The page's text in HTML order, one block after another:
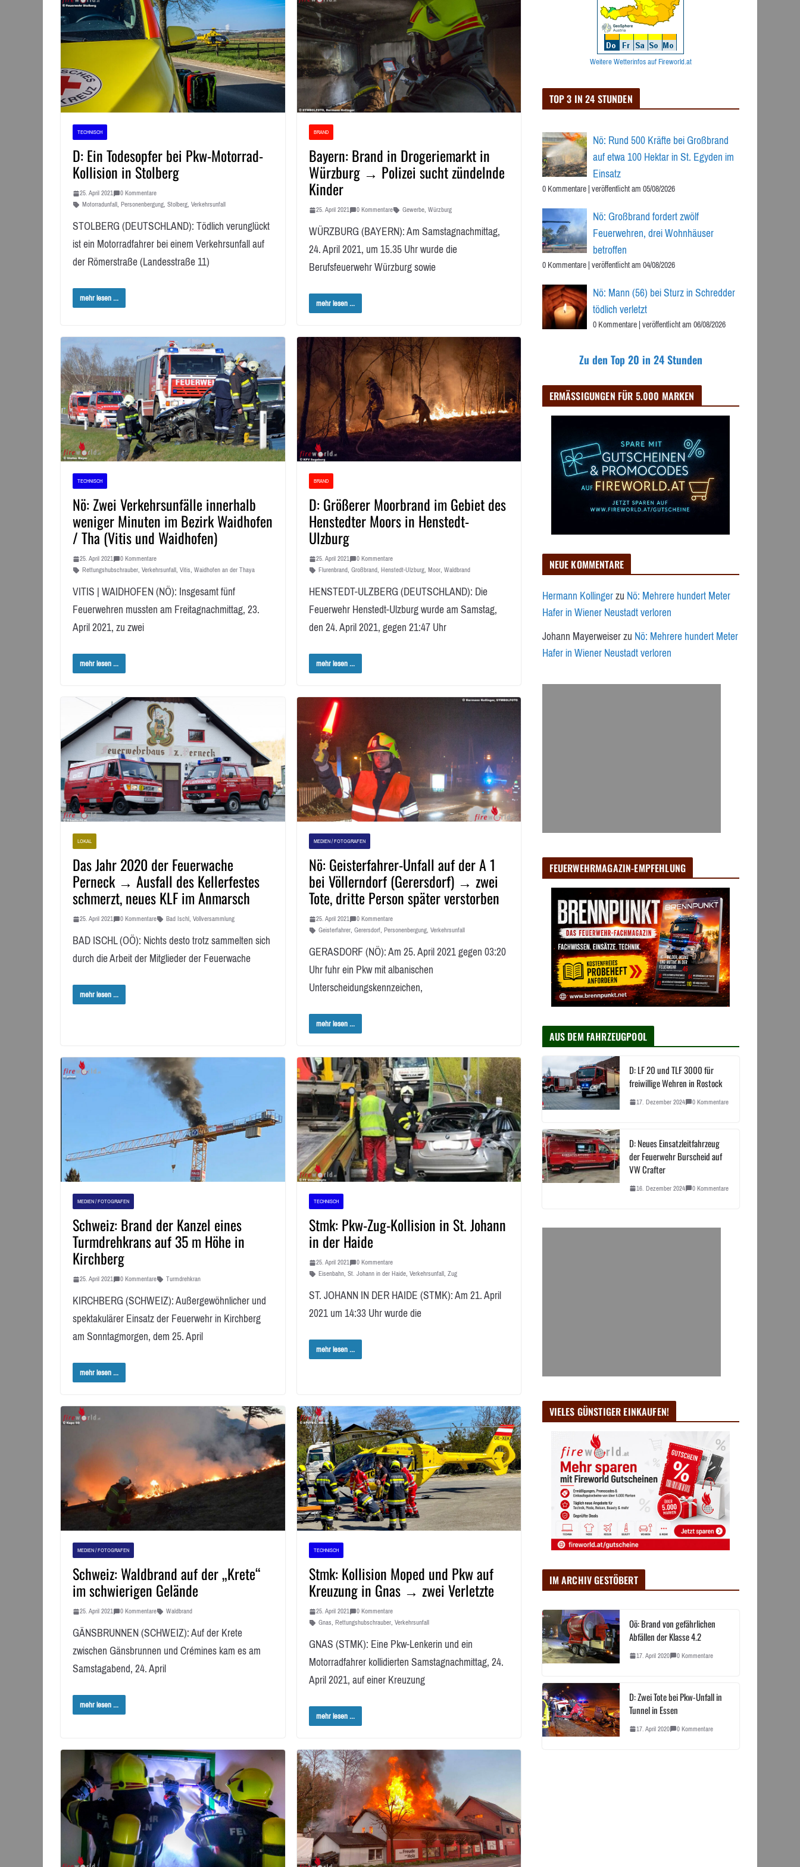
TECHNISCH
D: Ein Todesopfer bei Pkw-Motorrad-
Kollision in Stolberg
25. April 2021 0 Kommentare
Motorradunfall, Personenbergung, Stolberg, Verkehrsunfall
STOLBERG (DEUTSCHLAND): Tödlich verunglückt
ist ein Motorradfahrer bei einem Verkehrsunfall auf
der Römerstraße (Landesstraße 11)
mehr lesen ...
BRAND
Bayern: Brand in Drogeriemarkt in
Würzburg → Polizei sucht zündelnde
Kinder
25. April 2021 0 Kommentare Gewerbe, Würzburg
WÜRZBURG (BAYERN): Am Samstagnachmittag,
24. April 2021, um 15.35 Uhr wurde die
Berufsfeuerwehr Würzburg sowie
mehr lesen ...
TECHNISCH
Nö: Zwei Verkehrsunfälle innerhalb
weniger Minuten im Bezirk Waidhofen
/ Tha (Vitis und Waidhofen)
25. April 2021 0 Kommentare
Rettungshubschrauber, Verkehrsunfall, Vitis, Waidhofen an der Thaya
VITIS | WAIDHOFEN (NÖ): Insgesamt fünf
Feuerwehren mussten am Freitagnachmittag, 23.
April 2021, zu zwei
mehr lesen ...
BRAND
D: Größerer Moorbrand im Gebiet des
Henstedter Moors in Henstedt-
Ulzburg
25. April 2021
0 Kommentare
Flurenbrand, Großbrand, Henstedt-Ulzburg, Moor, Waldbrand
HENSTEDT-ULZBERG (DEUTSCHLAND): Die
Feuerwehr Henstedt-Ulzburg wurde am Samstag,
den 24. April 2021, gegen 21:47 Uhr
mehr lesen ...
LOKAL
Das Jahr 2020 der Feuerwache
Perneck → Ausfall des Kellerfestes
schmerzt, neues KLF im Anmarsch
25. April 2021 0 Kommentare Bad Ischl, Vollversammlung
BAD ISCHL (OÖ): Nichts desto trotz sammelten sich
durch die Arbeit der Mitglieder der Feuerwache
mehr lesen ...
MEDIEN / FOTOGRAFEN
Nö: Geisterfahrer-Unfall auf der A 1
bei Völlerndorf (Gerersdorf) → zwei
Tote, dritte Person später verstorben
25. April 2021
0 Kommentare
Geisterfahrer, Gerersdorf, Personenbergung, Verkehrsunfall
GERASDORF (NÖ): Am 25. April 2021 gegen 03:20
Uhr fuhr ein Pkw mit albanischen
Unterscheidungskennzeichen,
mehr lesen ...
MEDIEN / FOTOGRAFEN
Schweiz: Brand der Kanzel eines
Turmdrehkrans auf 35 m Höhe in
Kirchberg
25. April 2021 0 Kommentare Turmdrehkran
KIRCHBERG (SCHWEIZ): Außergewöhnlicher und
spektakulärer Einsatz der Feuerwehr in Kirchberg
am Sonntagmorgen, dem 25. April
mehr lesen ...
TECHNISCH
Stmk: Pkw-Zug-Kollision in St. Johann
in der Haide
25. April 2021
0 Kommentare
Eisenbahn, St. Johann in der Haide, Verkehrsunfall, Zug
ST. JOHANN IN DER HAIDE (STMK): Am 21. April
2021 um 14:33 Uhr wurde die
mehr lesen ...
MEDIEN / FOTOGRAFEN
Schweiz: Waldbrand auf der „Krete“
im schwierigen Gelände
25. April 2021 0 Kommentare Waldbrand
GÄNSBRUNNEN (SCHWEIZ): Auf der Krete
zwischen Gänsbrunnen und Crémines kam es am
Samstagabend, 24. April
mehr lesen ...
TECHNISCH
Stmk: Kollision Moped und Pkw auf
Kreuzung in Gnas → zwei Verletzte
25. April 2021
0 Kommentare
Gnas, Rettungshubschrauber, Verkehrsunfall
GNAS (STMK): Eine Pkw-Lenkerin und ein
Motorradfahrer kollidierten Samstagnachmittag, 24.
April 2021, auf einer Kreuzung
mehr lesen ...
Weitere Wetterinfos auf Fireworld.at
TOP 3 IN 24 STUNDEN
Nö: Rund 500 Kräfte bei Großbrand
auf etwa 100 Hektar in St. Egyden im
Einsatz
0 Kommentare|veröffentlicht am 05/08/2026
Nö: Großbrand fordert zwölf
Feuerwehren, drei Wohnhäuser
betroffen
0 Kommentare|veröffentlicht am 04/08/2026
Nö: Mann (56) bei Sturz in Schredder
tödlich verletzt
0 Kommentare|veröffentlicht am 06/08/2026
Zu den Top 20 in 24 Stunden
ERMÄSSIGUNGEN FÜR 5.000 MARKEN
NEUE KOMMENTARE
Hermann KollingerzuNö: Mehrere hundert Meter
Hafer in Wiener Neustadt verloren
Johann MayerweiserzuNö: Mehrere hundert Meter
Hafer in Wiener Neustadt verloren
FEUERWEHRMAGAZIN-EMPFEHLUNG
AUS DEM FAHRZEUGPOOL
D: LF 20 und TLF 3000 für
freiwillige Wehren in Rostock
17. Dezember 2024 0 Kommentare
D: Neues Einsatzleitfahrzeug
der Feuerwehr Burscheid auf
VW Crafter
16. Dezember 2024 0 Kommentare
VIELES GÜNSTIGER EINKAUFEN!
IM ARCHIV GESTÖBERT
Oö: Brand von gefährlichen
Abfällen der Klasse 4.2
17. April 2020 0 Kommentare
D: Zwei Tote bei Pkw-Unfall in
Tunnel in Essen
17. April 2020 0 Kommentare